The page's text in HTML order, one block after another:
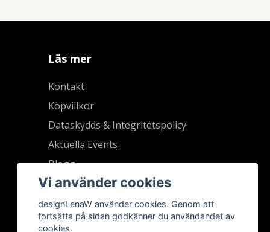
Läs mer
Kontakt
Köpvillkor
Dataskydds & Integritetspolicy
Aktuella Events
Blogg
Vi använder cookies
designLenaW använder cookies. Genom att
fortsätta på sidan godkänner du användandet av
cookies.